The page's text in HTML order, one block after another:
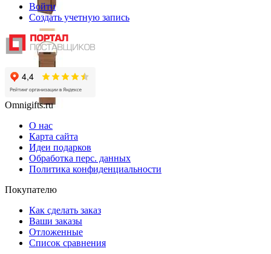
Войти
Создать учетную запись
Omnigifts.ru
О нас
Карта сайта
Идеи подарков
Обработка перс. данных
Политика конфиденциальности
Покупателю
Как сделать заказ
Ваши заказы
Отложенные
Список сравнения